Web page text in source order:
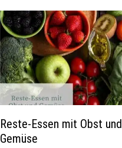
Reste-Essen mit Obst und
Gemüse